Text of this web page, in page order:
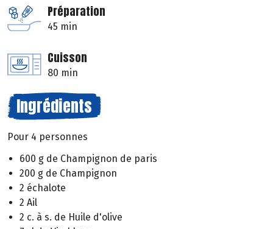
Préparation
45 min
Cuisson
80 min
Ingrédients
Pour 4 personnes
600 g de Champignon de paris
200 g de Champignon
2 échalote
2 Ail
2 c. à s. de Huile d'olive